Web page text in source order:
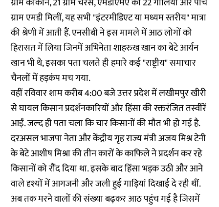
ग्राम एमडीमिलीं, यह सभी "इंटरमीडिएट या मध्यम स्तरीय" मात्रा
की श्रेणी में आती हैं. एनसीबी ने इस मामले में आठ लोगों को
हिरासत में लिया जिनमें अभिनेता शाहरुख खान का बेटे आर्यन
खान भी थे, इसका पता चलते ही हमारे कई "राष्ट्रीय" समाचार
चैनलों में हड़कंप मच गया.
वहीं रविवार शाम करीब 4:00 बजे उत्तर प्रदेश में लखीमपुर खीरी
से घायल किसान प्रदर्शनकारियों और हिंसा की रक्तरंजित तस्वीरें
आईं. जल्द ही पता चला कि चार किसानों की मौत भी हो गई है.
दरअसल भाजपा नेता और केंद्रीय गृह राज्य मंत्री अजय मिश्र टेनी
के बेटे आशीष मिश्रा की तीन कारों के काफिले ने प्रदर्शन कर रहे
किसानों को रौंद दिया था. इसके बाद हिंसा भड़क उठी और आने
वाले दृश्यों में आगजनी और जली हुई गाड़ियां दिखाई दे रही थीं.
अब तक मरने वालों की संख्या बढ़कर आठ पहुंच गई है जिसमें